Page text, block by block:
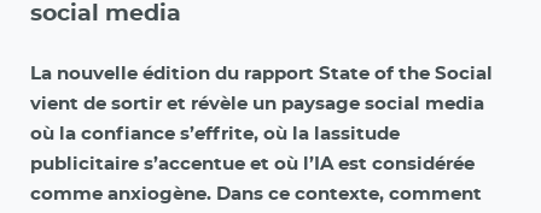
social media
La nouvelle édition du rapport State of the Social
vient de sortir et révèle un paysage social media
où la confiance s’effrite, où la lassitude
publicitaire s’accentue et où l’IA est considérée
comme anxiogène. Dans ce contexte, comment